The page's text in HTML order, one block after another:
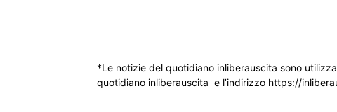
*Le notizie del quotidiano inliberauscita sono
quotidiano inliberauscita e l’indirizzo https://